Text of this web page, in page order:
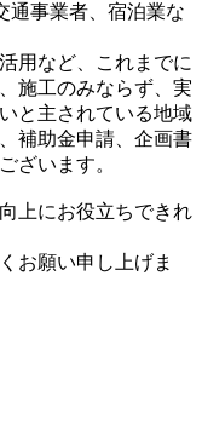
通事業者、宿泊業な
用など、これまでに
施工のみならず、実
と主されている地域
補助金申請、企画書
ざいます。
上にお役立ちできれ
お願い申し上げま